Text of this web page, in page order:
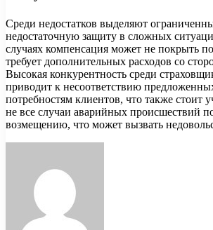
Среди недостатков выделяют
недостаточную защиту в сложных
случаях компенсация может не покрыть
требует дополнительных расходов со
Высокая конкурентность среди
приводит к несоответствию
потребностям клиентов, что также стоит
не все случаи аварийных происшествий
возмещению, что может вызвать